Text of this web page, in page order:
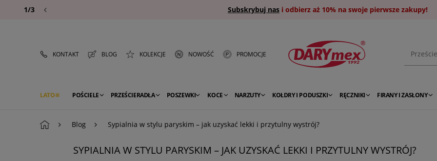
Subskrybuj nas i odbierz aż 10% na swoje pierwsze zakupy!
1/3
KONTAKT BLOG KOLEKCJE NOWOŚĆ
PROMOCJE
LATO POŚCIELE PRZEŚCIERADŁA POSZEWKI KOCE NARZUTY KOŁDRY I PODUSZKI RĘCZNIKI FIRANY I ZASŁONY
Blog Sypialnia w stylu paryskim – jak uzyskać lekki i przytulny wystrój?
SYPIALNIA W STYLU PARYSKIM – JAK UZYSKAĆ LEKKI I PRZYTULNY WYSTRÓJ?